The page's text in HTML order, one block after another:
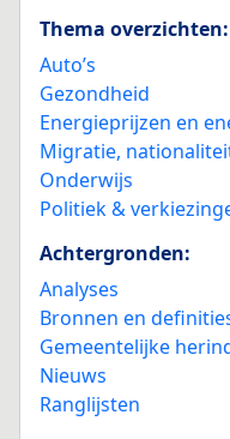
Thema overzichten:
Auto’s
Gezondheid
Energieprijzen en
Migratie,
Onderwijs
Politiek &
Achtergronden:
Analyses
Bronnen en
Gemeentelijke
Nieuws
Ranglijsten